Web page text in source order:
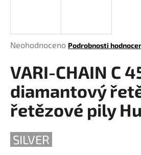
Průměrné
produktu
je
0,0
z
5
Neohodnoceno Podrobnosti
VARI-CHAIN C
diamantový
řetězové pily
SILVER
í
t
?
HLEDAT